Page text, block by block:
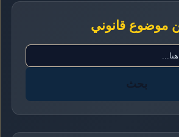
موضوع قانوني
بحث